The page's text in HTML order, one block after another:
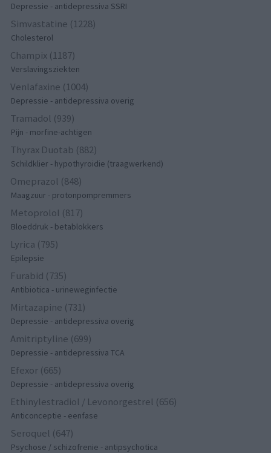
Depressie - antidepressiva SSRI
Simvastatine (1228)
Cholesterol
Champix (1187)
Verslavingsziekten
Venlafaxine (1004)
Depressie - antidepressiva overig
Tramadol (939)
Pijn - morfine-achtigen
Thyrax Duotab (882)
Schildklier - hypothyroidie (traagwerkend)
Omeprazol (848)
Maagzuur - protonpompremmers
Metoprolol (817)
Bloeddruk - betablokkers
Lyrica (795)
Epilepsie
Furabid (735)
Antibiotica - urineweginfectie
Mirtazapine (731)
Depressie - antidepressiva overig
Amitriptyline (699)
Depressie - antidepressiva TCA
Efexor (665)
Depressie - antidepressiva overig
Ethinylestradiol / Levonorgestrel (656)
Anticonceptie - eenfase
Seroquel (647)
Psychose / schizofrenie - antipsychotica